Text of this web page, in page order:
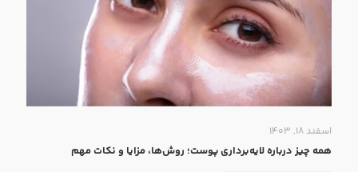
اسفند ۱۸, ۱۴۰۳
همه‌ چیز درباره لایه‌برداری پوست؛ روش‌ها، مزایا و نکات مهم